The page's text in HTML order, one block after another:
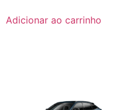
Adicionar ao carrinho